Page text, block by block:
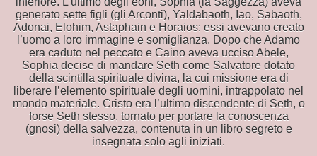
generato sette figli (gli Arconti), Yaldabaoth, Iao, Sabaoth,
Adonai, Elohim, Astaphain e Horaios: essi avevano creato
l’uomo a loro immagine e somiglianza. Dopo che Adamo
era caduto nel peccato e Caino aveva ucciso Abele,
Sophia decise di mandare Seth come Salvatore dotato
della scintilla spirituale divina, la cui missione era di
liberare l’elemento spirituale degli uomini, intrappolato nel
mondo materiale. Cristo era l’ultimo discendente di Seth, o
forse Seth stesso, tornato per portare la conoscenza
(gnosi) della salvezza, contenuta in un libro segreto e
insegnata solo agli iniziati.
l'avvio alla civiltà in Mesopotamia.